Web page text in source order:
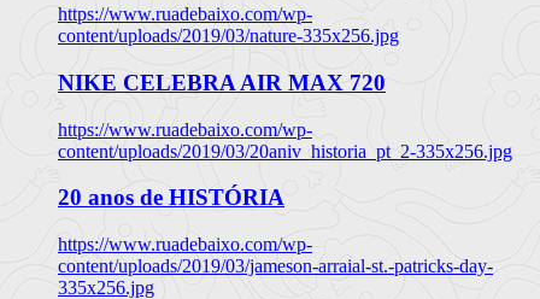
https://www.ruadebaixo.com/wp-
content/uploads/2019/03/nature-335x256.jpg
NIKE CELEBRA AIR MAX 720
https://www.ruadebaixo.com/wp-
content/uploads/2019/03/20aniv_historia_pt_2-335x256.jpg
20 anos de HISTÓRIA
https://www.ruadebaixo.com/wp-
content/uploads/2019/03/jameson-arraial-st.-patricks-day-
335x256.jpg